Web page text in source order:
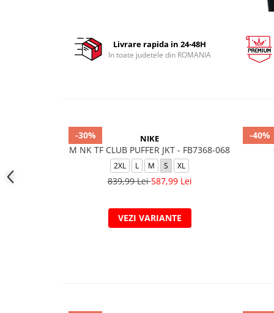
Livrare rapida in 24-48H
In toate judetele din ROMANIA
-30% NIKE
M NK TF CLUB PUFFER JKT - FB7368-068
2XL L M S XL
839,99 Lei587,99 Lei
VEZI VARIANTE
-40%